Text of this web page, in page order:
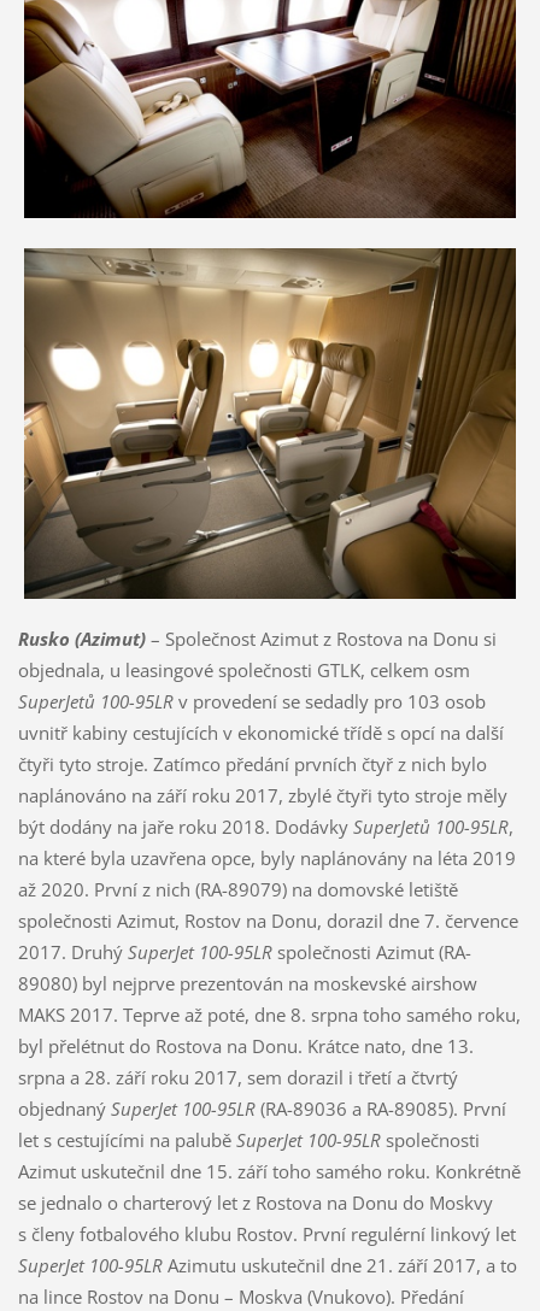
Rusko (Azimut)– Společnost Azimut z Rostova na Donu si
objednala, u leasingové společnosti GTLK, celkem osm
SuperJetů 100-95LRv provedení se sedadly pro 103 osob
uvnitř kabiny cestujících v ekonomické třídě s opcí na další
čtyři tyto stroje. Zatímco předání prvních čtyř z nich bylo
naplánováno na září roku 2017, zbylé čtyři tyto stroje měly
být dodány na jaře roku 2018. Dodávky SuperJetů 100-95LR,
na které byla uzavřena opce, byly naplánovány na léta 2019
až 2020. První z nich (RA-89079) na domovské letiště
společnosti Azimut, Rostov na Donu, dorazil dne 7. července
2017. DruhýSuperJet 100-95LRspolečnosti Azimut (RA-
89080) byl nejprve prezentován na moskevské airshow
MAKS 2017. Teprve až poté, dne 8. srpna toho samého roku,
byl přelétnut do Rostova na Donu. Krátce nato, dne 13.
srpna a 28. září roku 2017, sem dorazil i třetí a čtvrtý
objednaný SuperJet 100-95LR(RA-89036 a RA-89085). První
let s cestujícími na palubě SuperJet 100-95LRspolečnosti
Azimut uskutečnil dne 15. září toho samého roku. Konkrétně
se jednalo o charterový let z Rostova na Donu do Moskvy
s členy fotbalového klubu Rostov. První regulérní linkový let
SuperJet 100-95LRAzimutu uskutečnil dne 21. září 2017, a to
na lince Rostov na Donu – Moskva (Vnukovo). Předání